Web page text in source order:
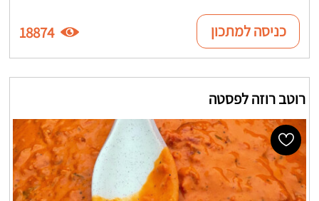
כניסה למתכון 18874
רוטב רוזה לפסטה